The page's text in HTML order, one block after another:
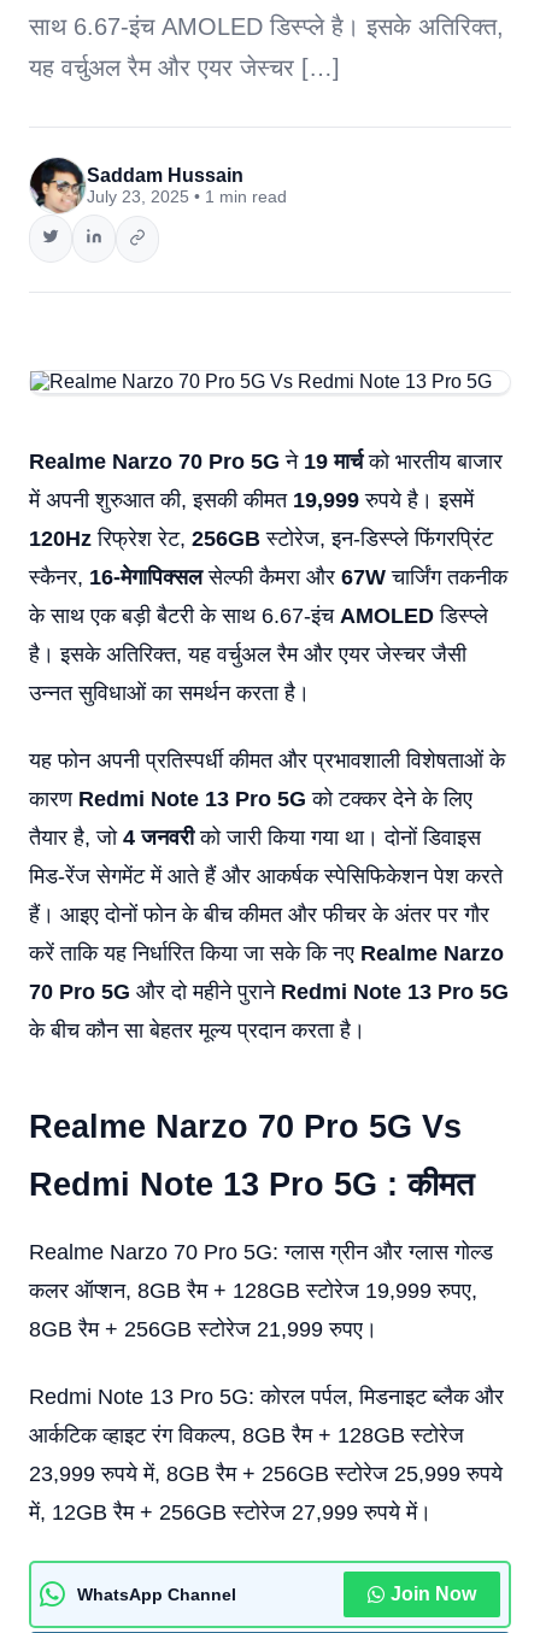
साथ 6.67-इंच AMOLED डिस्प्ले है। इसके अतिरिक्त,
यह वर्चुअल रैम और एयर जेस्चर […]
Saddam Hussain
July 23, 2025 • 1 min read
Realme Narzo 70 Pro 5G ने 19 मार्चको भारतीय बाजार
में अपनी शुरुआत की, इसकी कीमत 19,999 रुपये है। इसमें
120Hz रिफ्रेश रेट, 256GB स्टोरेज, इन-डिस्प्ले फिंगरप्रिंट
स्कैनर, 16-मेगापिक्सलसेल्फी कैमरा और 67W चार्जिंग तकनीक
के साथ एक बड़ी बैटरी के साथ 6.67-इंच AMOLED डिस्प्ले
है। इसके अतिरिक्त, यह वर्चुअल रैम और एयर जेस्चर जैसी
उन्नत सुविधाओं का समर्थन करता है।
यह फोन अपनी प्रतिस्पर्धी कीमत और प्रभावशाली विशेषताओं के
कारण Redmi Note 13 Pro 5G को टक्कर देने के लिए
तैयार है, जो 4 जनवरीको जारी किया गया था। दोनों डिवाइस
मिड-रेंज सेगमेंट में आते हैं और आकर्षक स्पेसिफिकेशन पेश करते
हैं। आइए दोनों फोन के बीच कीमत और फीचर के अंतर पर गौर
करें ताकि यह निर्धारित किया जा सके कि नए Realme Narzo
70 Pro 5G और दो महीने पुराने Redmi Note 13 Pro 5G
के बीच कौन सा बेहतर मूल्य प्रदान करता है।
Realme Narzo 70 Pro 5G Vs
Redmi Note 13 Pro 5G : कीमत
Realme Narzo 70 Pro 5G: ग्लास ग्रीन और ग्लास गोल्ड
कलर ऑप्शन, 8GB रैम + 128GB स्टोरेज 19,999 रुपए,
8GB रैम + 256GB स्टोरेज 21,999 रुपए।
Redmi Note 13 Pro 5G: कोरल पर्पल, मिडनाइट ब्लैक और
आर्कटिक व्हाइट रंग विकल्प, 8GB रैम + 128GB स्टोरेज
23,999 रुपये में, 8GB रैम + 256GB स्टोरेज 25,999 रुपये
में, 12GB रैम + 256GB स्टोरेज 27,999 रुपये में।
WhatsApp Channel Join Now